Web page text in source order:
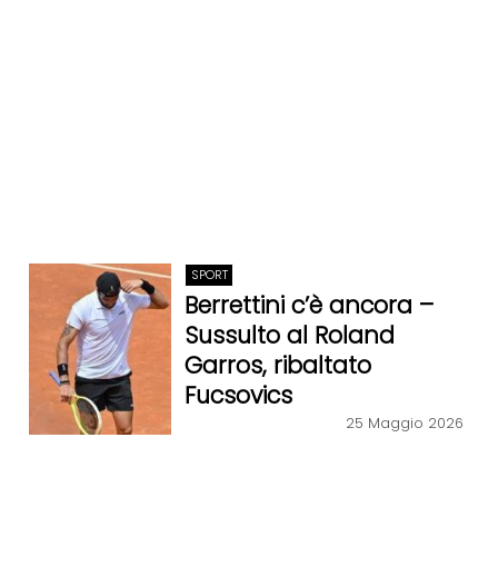
SPORT
Berrettini c’è ancora –
Sussulto al Roland
Garros, ribaltato
Fucsovics
25 Maggio 2026